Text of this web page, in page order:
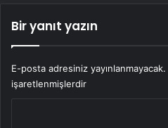
Bir yanıt yazın
E-posta adresiniz yayınlanmayacak.
işaretlenmişlerdir